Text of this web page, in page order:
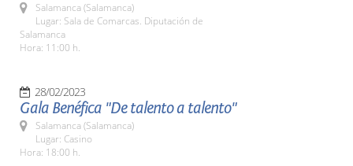
Salamanca (Salamanca)
Lugar: Sala de Comarcas. Diputación de
Salamanca
Hora: 11:00 h.
28/02/2023
Gala Benéfica "De talento a talento"
Salamanca (Salamanca)
Lugar: Casino
Hora: 18:00 h.